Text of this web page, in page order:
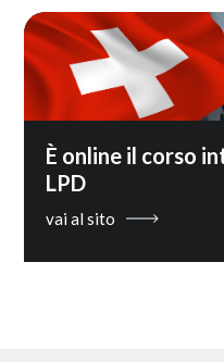
È online il corso
LPD
vai al sito